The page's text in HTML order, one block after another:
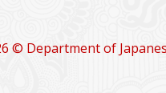
© Department of